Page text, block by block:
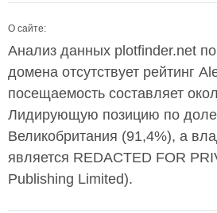
О сайте:
Анализ данных plotfinder.net
домена отсутствует рейтинг
посещаемость составляет
Лидирующую позицию по доле
Великобритания (91,4%), а
является REDACTED FOR
Publishing Limited).